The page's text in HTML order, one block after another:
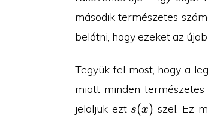
második természetes
belátni, hogy ezeket az
Tegyük fel most, hogy a
miatt minden
jelöljük ezt s(x)
s(x)-szel. Ez